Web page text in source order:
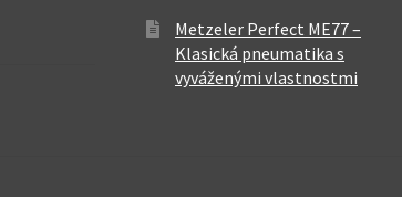
Metzeler Perfect ME77 –
Klasická pneumatika s
vyváženými vlastnostmi